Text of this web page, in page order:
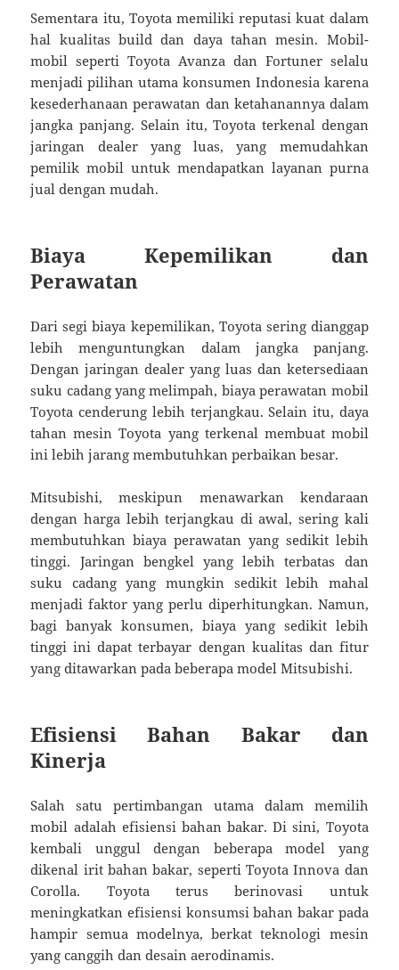
Sementara itu, Toyota memiliki reputasi kuat dalam
hal kualitas build dan daya tahan mesin. Mobil-
mobil seperti Toyota Avanza dan Fortuner selalu
menjadi pilihan utama konsumen Indonesia karena
kesederhanaan perawatan dan ketahanannya dalam
jangka panjang. Selain itu, Toyota terkenal dengan
jaringan dealer yang luas, yang memudahkan
pemilik mobil untuk mendapatkan layanan purna
jual dengan mudah.
Biaya Kepemilikan dan
Perawatan
Dari segi biaya kepemilikan, Toyota sering dianggap
lebih menguntungkan dalam jangka panjang.
Dengan jaringan dealer yang luas dan ketersediaan
suku cadang yang melimpah, biaya perawatan mobil
Toyota cenderung lebih terjangkau. Selain itu, daya
tahan mesin Toyota yang terkenal membuat mobil
ini lebih jarang membutuhkan perbaikan besar.
Mitsubishi, meskipun menawarkan kendaraan
dengan harga lebih terjangkau di awal, sering kali
membutuhkan biaya perawatan yang sedikit lebih
tinggi. Jaringan bengkel yang lebih terbatas dan
suku cadang yang mungkin sedikit lebih mahal
menjadi faktor yang perlu diperhitungkan. Namun,
bagi banyak konsumen, biaya yang sedikit lebih
tinggi ini dapat terbayar dengan kualitas dan fitur
yang ditawarkan pada beberapa model Mitsubishi.
Efisiensi Bahan Bakar dan
Kinerja
Salah satu pertimbangan utama dalam memilih
mobil adalah efisiensi bahan bakar. Di sini, Toyota
kembali unggul dengan beberapa model yang
dikenal irit bahan bakar, seperti Toyota Innova dan
Corolla. Toyota terus berinovasi untuk
meningkatkan efisiensi konsumsi bahan bakar pada
hampir semua modelnya, berkat teknologi mesin
yang canggih dan desain aerodinamis.